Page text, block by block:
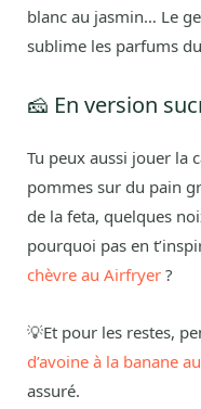
blanc au jasmin… Le
sublime les parfums
🧀 En version
Tu peux aussi jouer la
pommes sur du pain
de la feta, quelques
pourquoi pas en
chèvre au Airfryer ?
💡Et pour les restes,
d’avoine à la banane
assuré.